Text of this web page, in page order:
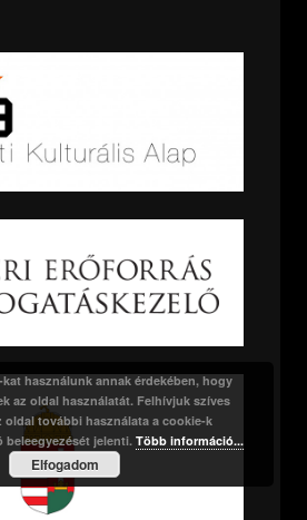
használunk annak érdekében, hogy
az oldal használatát. Felhívjuk szíves
oldal további használata a cookie-k
beleegyezését jelenti.Több információ...
Elfogadom